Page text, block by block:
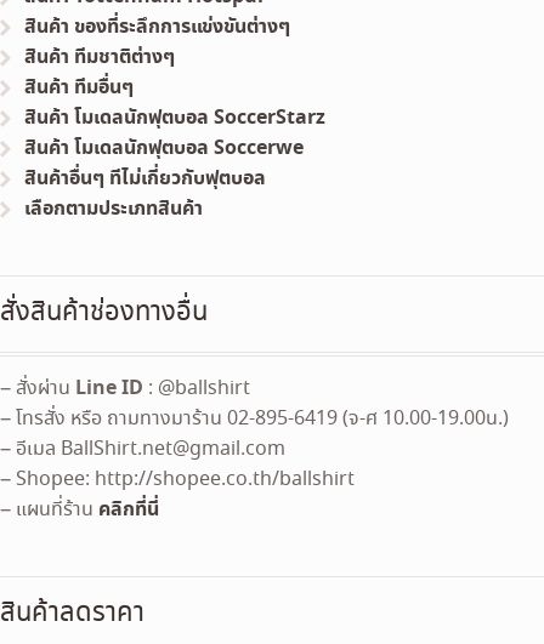
สินค้า ของที่ระลึกการแข่งขันต่างๆ
สินค้า ทีมชาติต่างๆ
สินค้า ทีมอื่นๆ
สินค้า โมเดลนักฟุตบอล SoccerStarz
สินค้า โมเดลนักฟุตบอล Soccerwe
สินค้าอื่นๆ ทีไม่เกี่ยวกับฟุตบอล
เลือกตามประเภทสินค้า
สั่งสินค้าช่องทางอื่น
– สั่งผ่าน Line ID : @ballshirt
– โทรสั่ง หรือ ถามทางมาร้าน 02-895-6419 (จ-ศ 10.00-19.00น.)
– อีเมล BallShirt.net@gmail.com
– Shopee: http://shopee.co.th/ballshirt
– แผนที่ร้าน คลิกที่นี่
สินค้าลดราคา